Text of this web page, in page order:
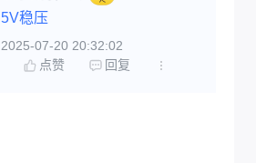
5V稳压
2025-07-20 20:32:02
点赞
回复